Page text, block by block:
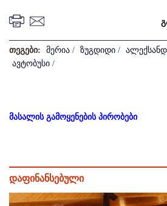
თეგები: მერია / ზუგდიდი /
ავტობუსი /
მასალის გამოყენების პირობები
დაფინანსებული